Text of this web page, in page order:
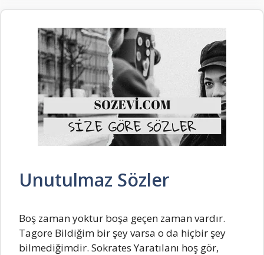
Unutulmaz Sözler
Boş zaman yoktur boşa geçen zaman vardır.
Tagore Bildiğim bir şey varsa o da hiçbir şey
bilmediğimdir. Sokrates Yaratılanı hoş gör,